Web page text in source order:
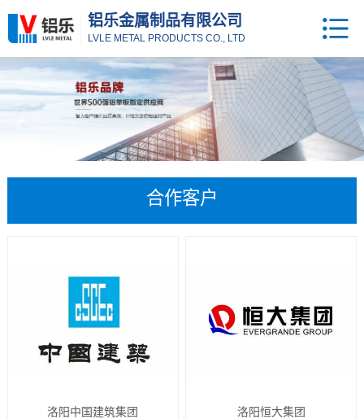
铝乐金属制品有限公司
LVLE METAL PRODUCTS CO., LTD
合作客户
洛阳中国建筑集团 洛阳恒大集团